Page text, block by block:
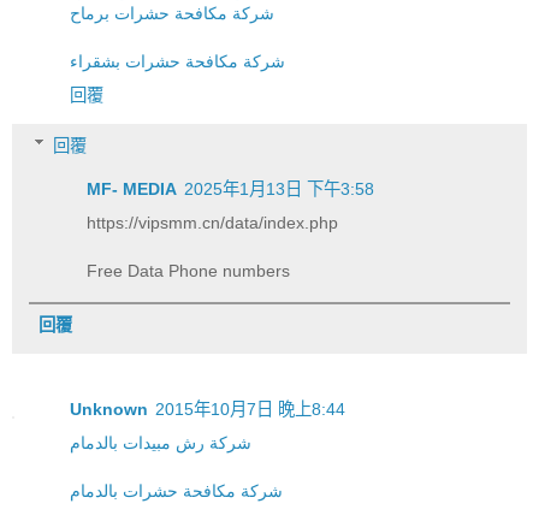
شركة مكافحة حشرات برماح
شركة مكافحة حشرات بشقراء
回覆
回覆
MF- MEDIA 2025年1月13日 下午3:58
https://vipsmm.cn/data/index.php
Free Data Phone numbers
回覆
Unknown 2015年10月7日 晚上8:44
شركة رش مبيدات بالدمام
شركة مكافحة حشرات بالدمام